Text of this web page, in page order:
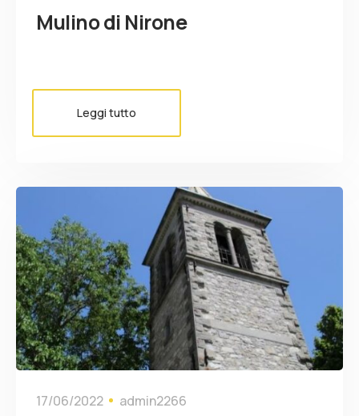
Mulino di Nirone
Leggi tutto
17/06/2022 admin2266